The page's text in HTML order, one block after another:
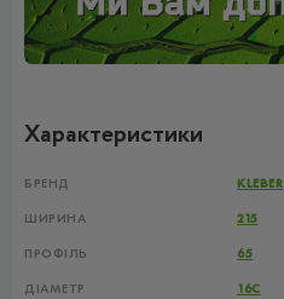
Характеристики
БРЕНД KLEBER
ШИРИНА 215
ПРОФІЛЬ 65
ДІАМЕТР 16C